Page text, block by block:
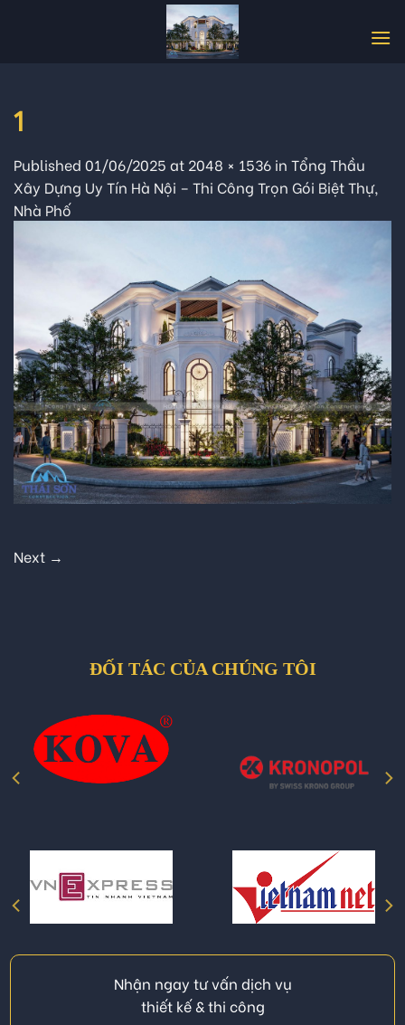
1
Published 01/06/2025 at 2048 × 1536 in Tổng Thầu
Xây Dựng Uy Tín Hà Nội – Thi Công Trọn Gói Biệt Thự,
Nhà Phố
Next →
ĐỐI TÁC CỦA CHÚNG TÔI
Nhận ngay tư vấn dịch vụ
thiết kế & thi công